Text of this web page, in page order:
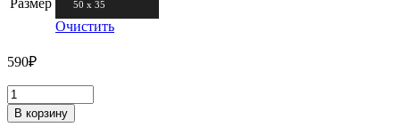
50 х 35
Очистить
590₽
В корзину